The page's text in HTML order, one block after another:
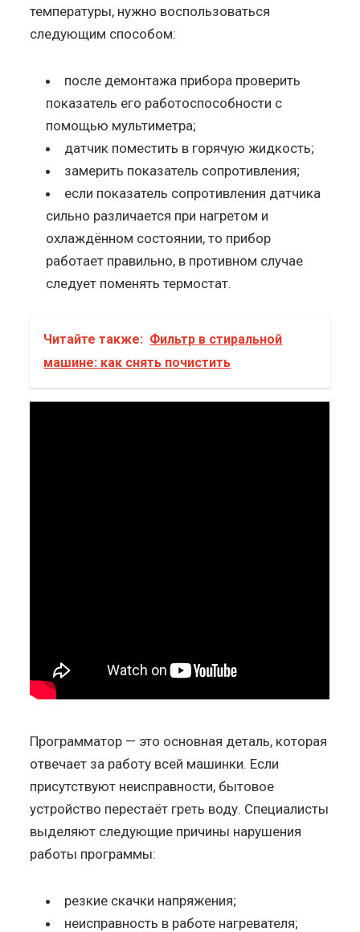
температуры, нужно воспользоваться
следующим способом:
после демонтажа прибора проверить
показатель его работоспособности с
помощью мультиметра;
датчик поместить в горячую жидкость;
замерить показатель сопротивления;
если показатель сопротивления датчика
сильно различается при нагретом и
охлаждённом состоянии, то прибор
работает правильно, в противном случае
следует поменять термостат.
Читайте также: Фильтр в стиральной
машине: как снять почистить
Программатор — это основная деталь, которая
отвечает за работу всей машинки. Если
присутствуют неисправности, бытовое
устройство перестаёт греть воду. Специалисты
выделяют следующие причины нарушения
работы программы:
резкие скачки напряжения;
неисправность в работе нагревателя;